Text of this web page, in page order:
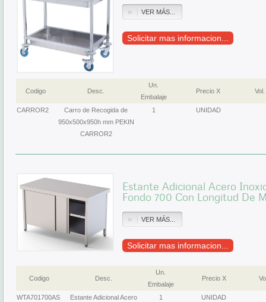
VER MÁS...
Solicitar mas informacion...
Codigo Desc.
Un.
Embalaje
Precio X Vol.
CARROR2
Carro de Recogida de
950x500x950h mm PEKIN
CARROR2
1 UNIDAD
Estante Adicional Acero
Fondo 700 Con Longitud De
VER MÁS...
Solicitar mas informacion...
Codigo Desc.
Un.
Embalaje
Precio X
WTA701700AS
Estante Adicional Acero
1 UNIDAD